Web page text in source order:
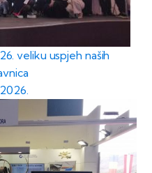
veliku uspjeh naših